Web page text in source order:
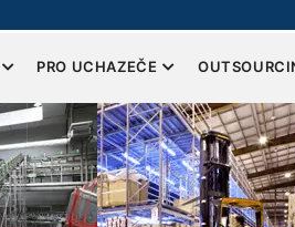
PRO UCHAZEČE